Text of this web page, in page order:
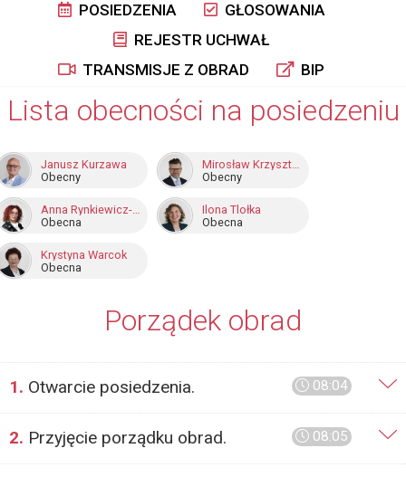
POSIEDZENIA
GŁOSOWANIA
REJESTR UCHWAŁ
TRANSMISJE Z OBRAD
BIP
Lista obecności na posiedzeniu
Janusz Kurzawa
Obecny
Mirosław Krzysztof Nowak
Obecny
Anna Rynkiewicz-Ryszka
Obecna
Ilona Tlołka
Obecna
Krystyna Warcok
Obecna
Porządek obrad
08:04
1. Otwarcie posiedzenia.
08:05
2. Przyjęcie porządku obrad.